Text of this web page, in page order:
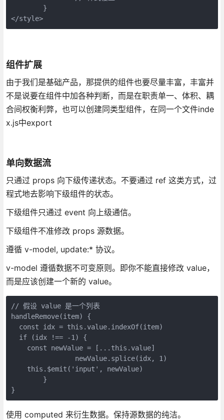
</style>
组件扩展
由于我们是基础产品，那提供的组件也要尽量丰富，丰富并
不是说要在组件中加各种判断，而是在职责单一、体积、耦
合间权衡利弊，也可以创建同类型组件，在同一个文件inde
x.js中export
单向数据流
只通过 props 向下级传递状态。不要通过 ref 这类方式，过
程式地去影响下级组件的状态。
下级组件只通过 event 向上级通信。
下级组件不准修改 props 源数据。
遵循 v-model, update:* 协议。
v-model 遵循数据不可变原则。即你不能直接修改 value，
而是应该创建一个新的 value。
// 假设 value 是一个列表
handleRemove(item) {
  const idx = this.value.indexOf(item)
  if (idx !== -1) {
    const newValue = [...this.value]
    this.$emit('input', newValue)
使用 computed 来衍生数据。保持源数据的纯洁。